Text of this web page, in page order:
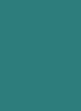
Попросите ИИ